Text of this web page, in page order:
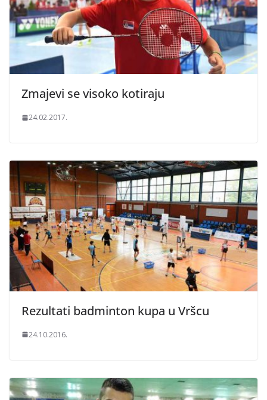
Zmajevi se visoko kotiraju
24.02.2017.
Rezultati badminton kupa u Vršcu
24.10.2016.